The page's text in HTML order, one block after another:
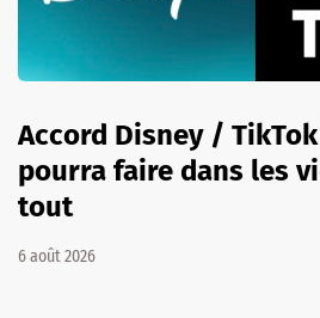
Accord Disney /
pourra faire dans les
tout
6 août 2026